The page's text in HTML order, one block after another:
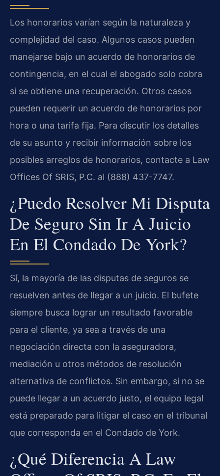
Los honorarios varían según la naturaleza y
complejidad del caso. Algunos casos pueden
manejarse bajo un acuerdo de honorarios de
contingencia, en el cual el abogado solo cobra
si se obtiene una recuperación. Otros casos
pueden requerir un acuerdo de honorarios por
hora o una tarifa fija. Para discutir los detalles
de su asunto y recibir información sobre los
posibles arreglos de honorarios, contacte a Law
Offices Of SRIS, P.C. al (888) 437-7747.
¿Puedo Resolver Mi Disputa
De Seguro Sin Ir A Juicio
En El Condado De York?
Sí, la mayoría de las disputas de seguros se
resuelven antes de llegar a un juicio. El bufete
siempre busca lograr un resultado favorable
para el cliente, ya sea a través de una
negociación directa con la aseguradora,
mediación u otros métodos de resolución
alternativa de conflictos. Sin embargo, si no se
puede llegar a un acuerdo justo, el equipo legal
está preparado para litigar el caso en el tribunal
que corresponda en el Condado de York.
¿Qué Diferencia A Law